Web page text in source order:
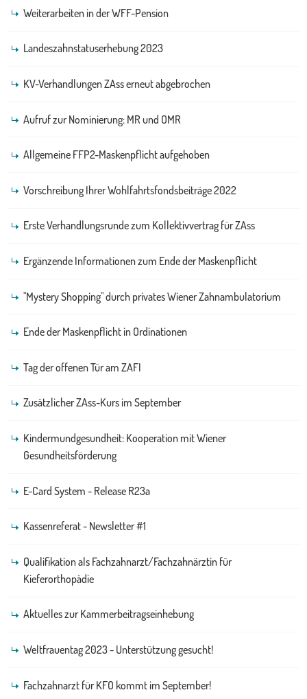
Weiterarbeiten in der WFF-Pension
Landeszahnstatuserhebung 2023
KV-Verhandlungen ZAss erneut abgebrochen
Aufruf zur Nominierung: MR und OMR
Allgemeine FFP2-Maskenpflicht aufgehoben
Vorschreibung Ihrer Wohlfahrtsfondsbeiträge 2022
Erste Verhandlungsrunde zum Kollektivvertrag für ZAss
Ergänzende Informationen zum Ende der Maskenpflicht
"Mystery Shopping" durch privates Wiener Zahnambulatorium
Ende der Maskenpflicht in Ordinationen
Tag der offenen Tür am ZAFI
Zusätzlicher ZAss-Kurs im September
Kindermundgesundheit: Kooperation mit Wiener
Gesundheitsförderung
E-Card System - Release R23a
Kassenreferat - Newsletter #1
Qualifikation als Fachzahnarzt/Fachzahnärztin für
Kieferorthopädie
Aktuelles zur Kammerbeitragseinhebung
Weltfrauentag 2023 - Unterstützung gesucht!
Fachzahnarzt für KFO kommt im September!